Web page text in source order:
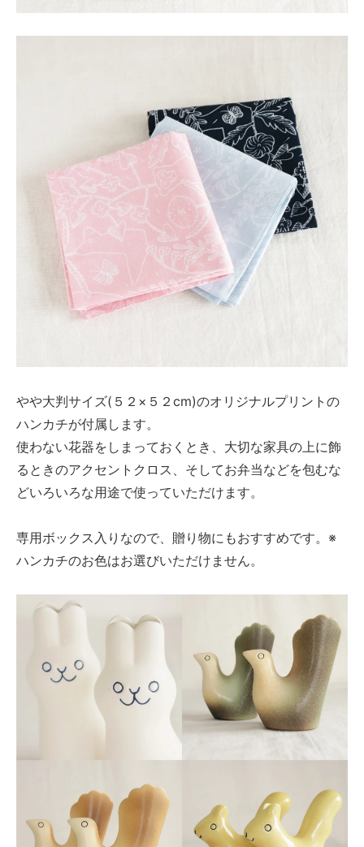
やや大判サイズ(５２×５２cm)のオリジナルプリントの
ハンカチが付属します。
使わない花器をしまっておくとき、大切な家具の上に飾
るときのアクセントクロス、そしてお弁当などを包むな
どいろいろな用途で使っていただけます。
専用ボックス入りなので、贈り物にもおすすめです。※
ハンカチのお色はお選びいただけません。